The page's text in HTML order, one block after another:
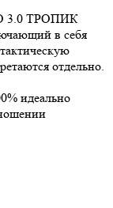
3.0 ТРОПИК
в себя
отдельно.
идеально